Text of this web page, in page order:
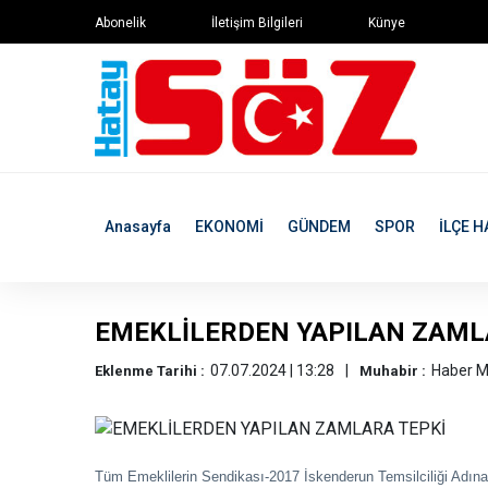
Abonelik İletişim Bilgileri Künye
Anasayfa EKONOMİ GÜNDEM SPOR İLÇE
EMEKLİLERDEN YAPILAN
Eklenme Tarihi : 07.07.2024 | 13:28 Muhabir : Haber
Tüm Emeklilerin Sendikası-2017 İskenderun Temsilciliği